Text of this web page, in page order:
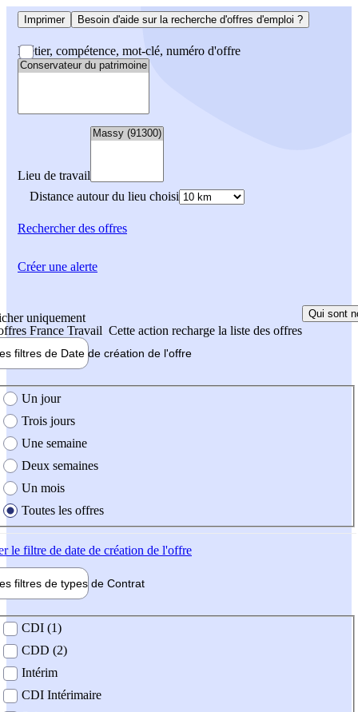
Imprimer Besoin d'aide sur la recherche d'offres d'emploi ?
Métier, compétence, mot-clé, numéro d'offre
Lieu de travail
Distance autour du lieu choisi
Rechercherdes offres
uniquement
France Travail Cette action recharge la liste des offres
Qui sont
filtres de Date de création de l'offre
création de l'offre
Un jour
Trois jours
Une semaine
Deux semaines
Un mois
Toutes les offres
le filtre de date de création de l'offre
filtres de types de Contrat
contrat
CDI (1)
CDD (2)
Intérim
CDI Intérimaire
Créer une alerte